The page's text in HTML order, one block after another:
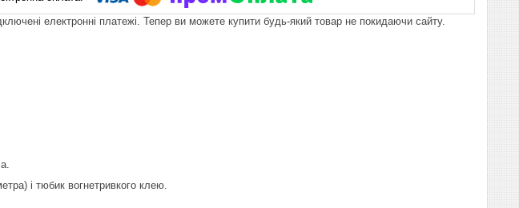
електронні платежі. Тепер ви можете купити будь-який товар не покидаючи сайту.
і тюбик вогнетривкого клею.